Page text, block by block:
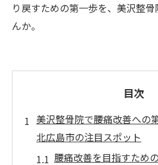
り戻すための第一歩を、美沢整
んか。
目次
美沢整骨院で腰痛改善への
北広島市の注目スポット
腰痛改善を目指すため